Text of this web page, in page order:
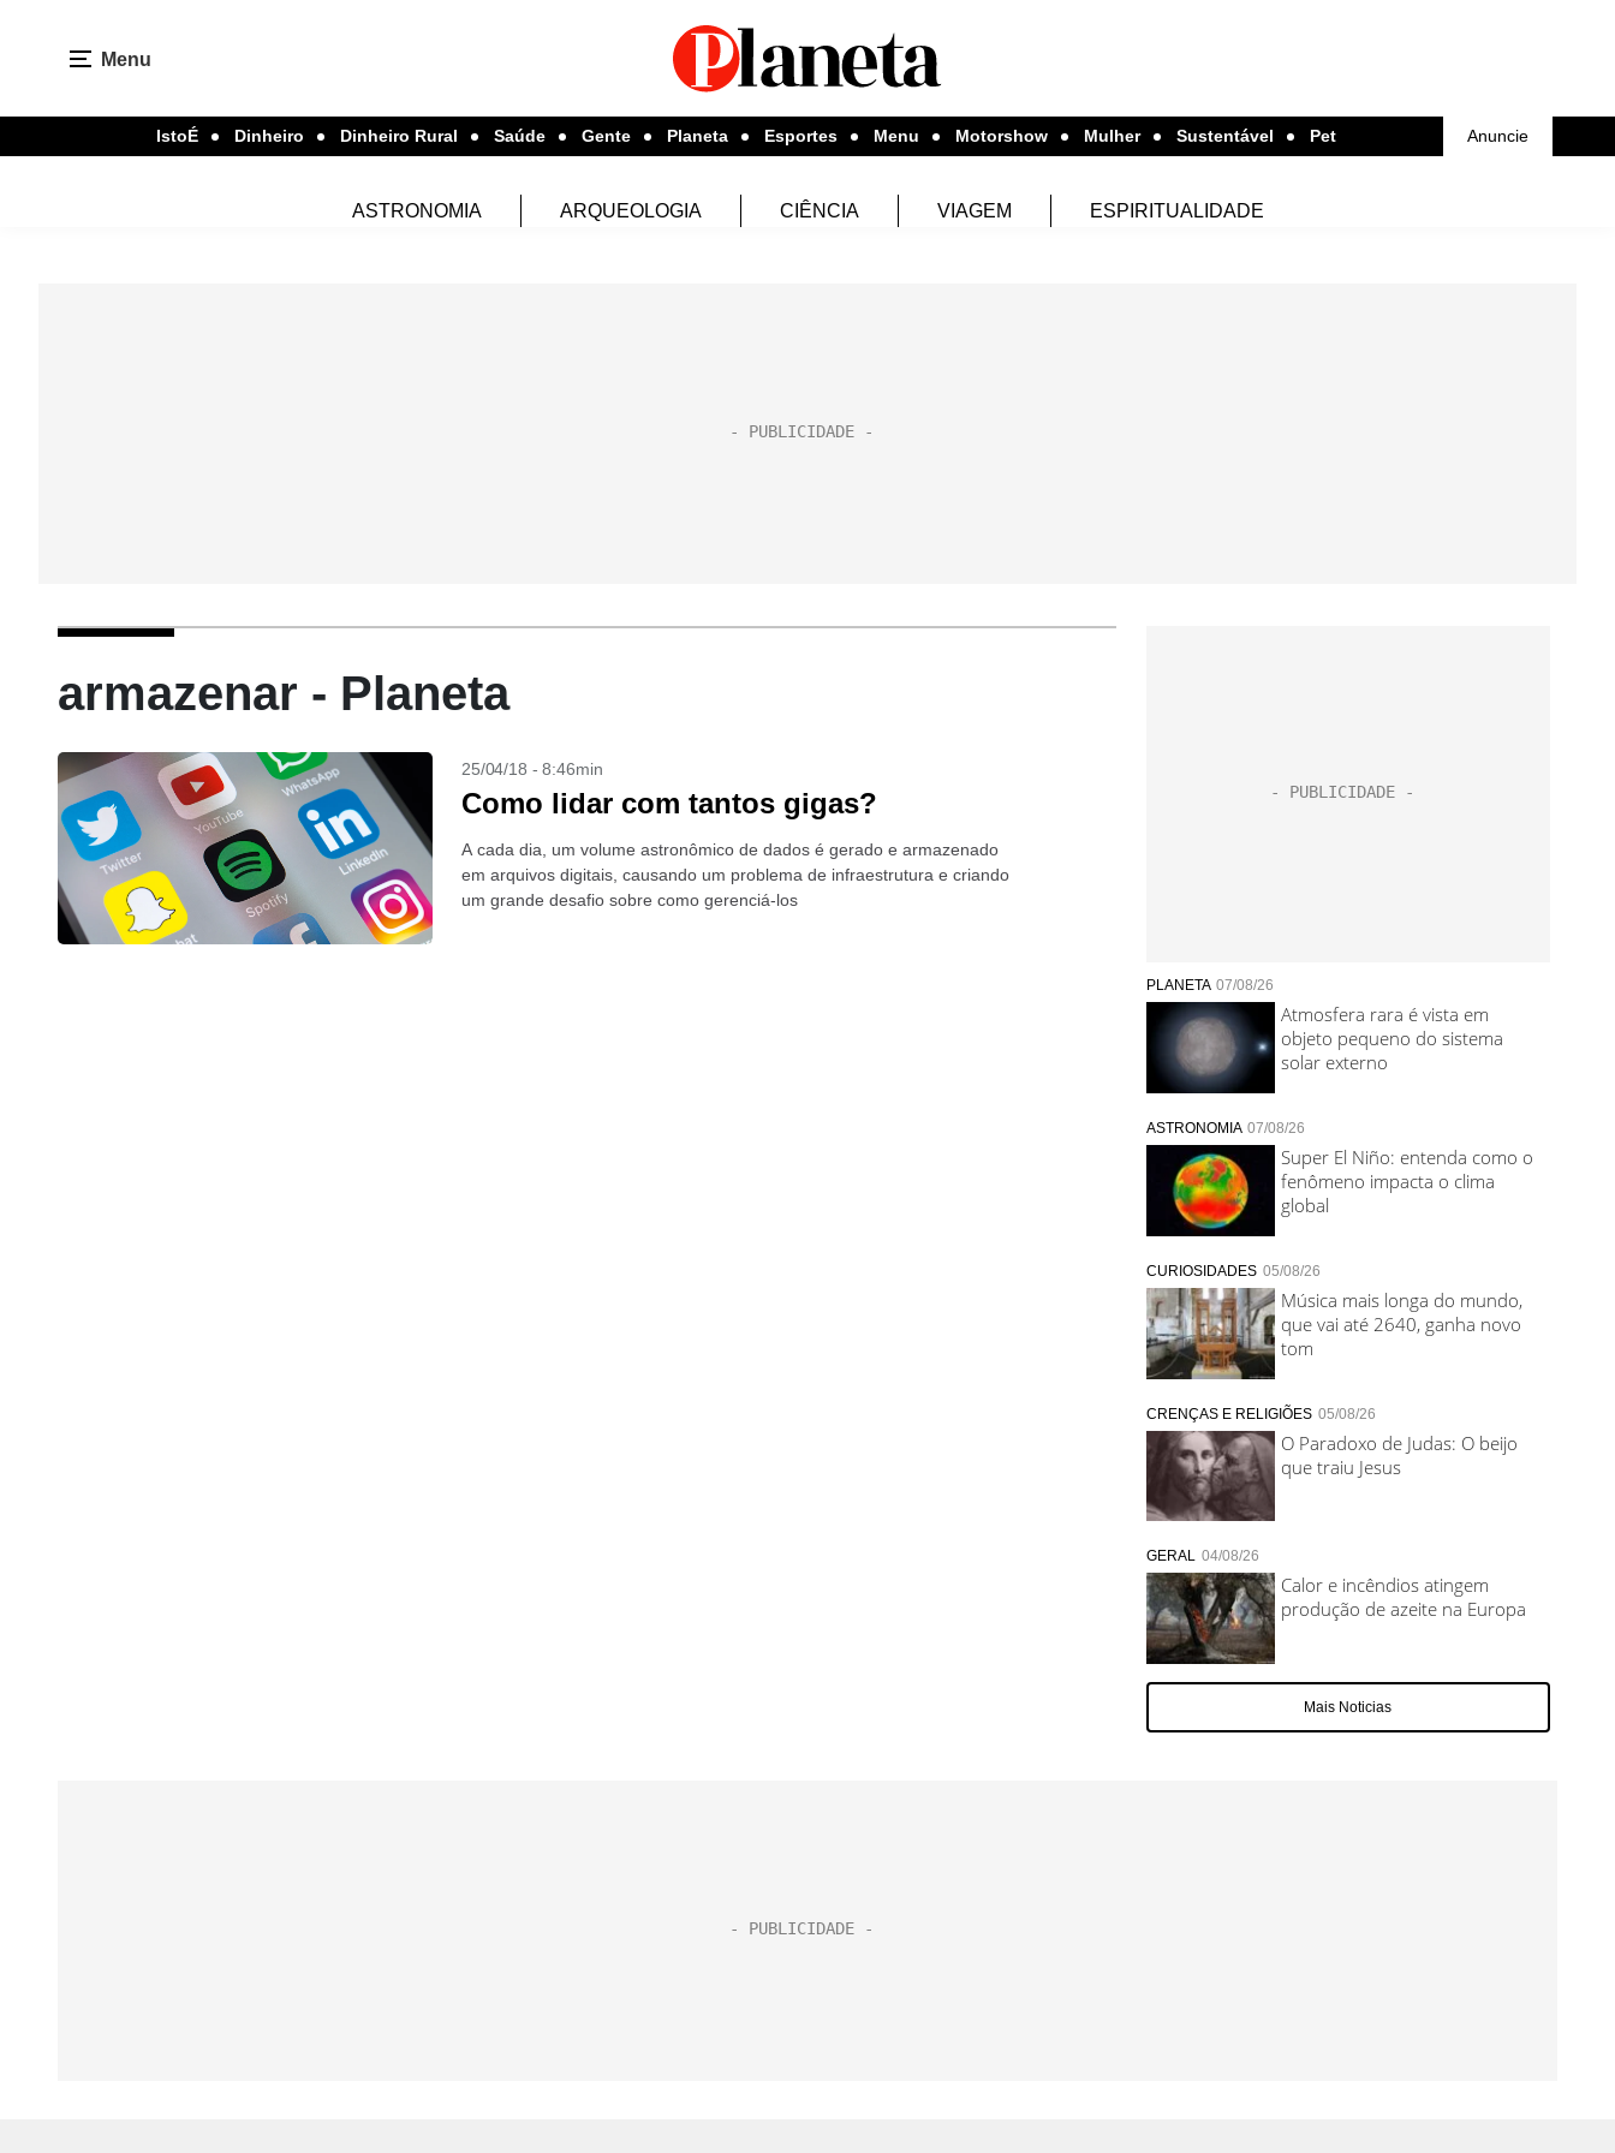
Menu
IstoÉ Dinheiro Dinheiro Rural Saúde Gente Planeta Esportes Menu Motorshow Mulher Sustentável Pet Anuncie
ASTRONOMIA ARQUEOLOGIA CIÊNCIA VIAGEM ESPIRITUALIDADE
armazenar - Planeta
25/04/18 - 8:46min
Como lidar com tantos gigas?
A cada dia, um volume astronômico de dados é gerado e armazenado
em arquivos digitais, causando um problema de infraestrutura e criando
um grande desafio sobre como gerenciá-los
PLANETA 07/08/26
Atmosfera rara é vista em
objeto pequeno do sistema
solar externo
ASTRONOMIA 07/08/26
Super El Niño: entenda como o
fenômeno impacta o clima
global
CURIOSIDADES 05/08/26
Música mais longa do mundo,
que vai até 2640, ganha novo
tom
CRENÇAS E RELIGIÕES 05/08/26
O Paradoxo de Judas: O beijo
que traiu Jesus
GERAL 04/08/26
Calor e incêndios atingem
produção de azeite na Europa
Mais Noticias